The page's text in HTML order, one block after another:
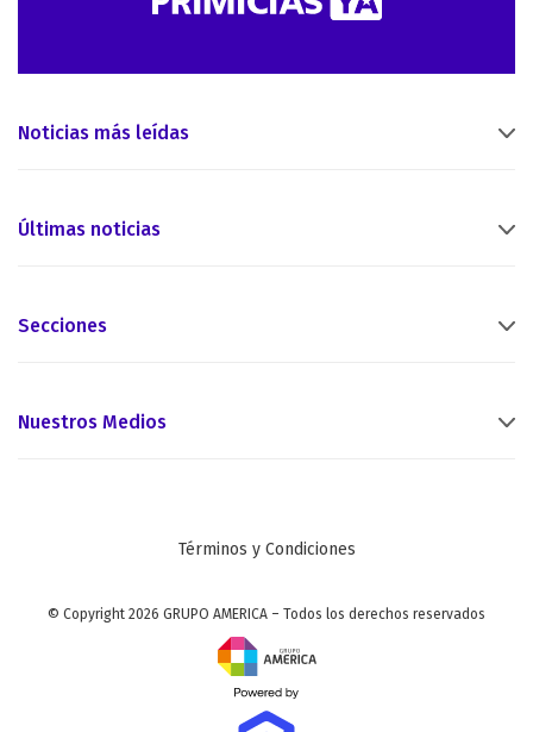
Noticias más leídas
Últimas noticias
Secciones
Nuestros Medios
Términos y Condiciones
© Copyright 2026 GRUPO AMERICA – Todos los derechos reservados